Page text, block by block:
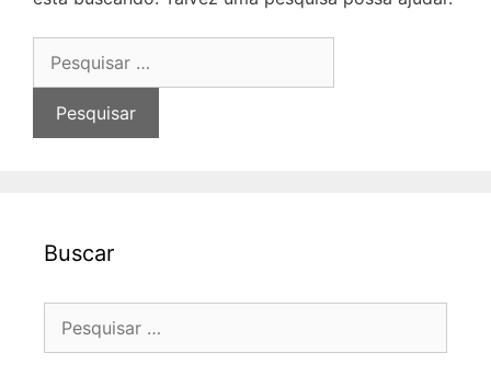
por:
Buscar